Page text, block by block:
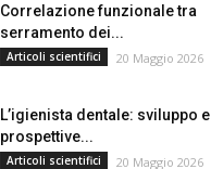
Correlazione funzionale tra
serramento dei...
Articoli scientifici 20 Maggio 2026
L’igienista dentale: sviluppo e
prospettive...
Articoli scientifici 20 Maggio 2026